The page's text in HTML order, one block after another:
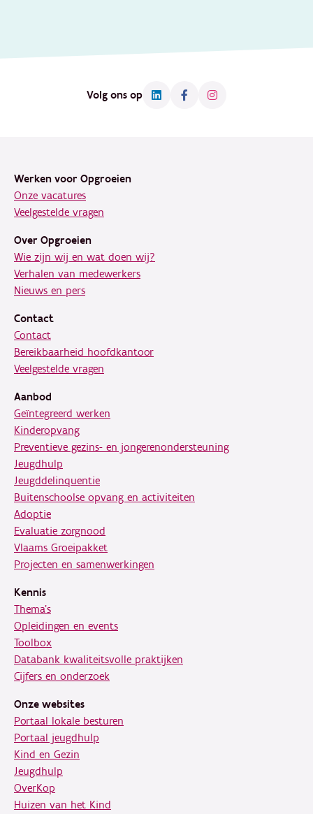
Volg ons op
Werken voor Opgroeien
Onze vacatures
Veelgestelde vragen
Over Opgroeien
Wie zijn wij en wat doen wij?
Verhalen van medewerkers
Nieuws en pers
Contact
Contact
Bereikbaarheid hoofdkantoor
Veelgestelde vragen
Aanbod
Geïntegreerd werken
Kinderopvang
Preventieve gezins- en jongerenondersteuning
Jeugdhulp
Jeugddelinquentie
Buitenschoolse opvang en activiteiten
Adoptie
Evaluatie zorgnood
Vlaams Groeipakket
Projecten en samenwerkingen
Kennis
Thema's
Opleidingen en events
Toolbox
Databank kwaliteitsvolle praktijken
Cijfers en onderzoek
Onze websites
Portaal lokale besturen
Portaal jeugdhulp
Kind en Gezin
Jeugdhulp
OverKop
Huizen van het Kind